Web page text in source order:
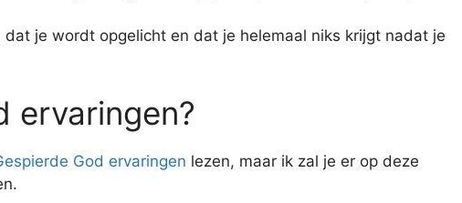
je wordt opgelicht en dat je helemaal niks krijgt nadat je
ervaringen?
God ervaringen lezen, maar ik zal je er op deze